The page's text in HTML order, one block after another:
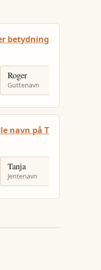
betydning
Roger
Guttenavn
navn på T
Tanja
Jentenavn